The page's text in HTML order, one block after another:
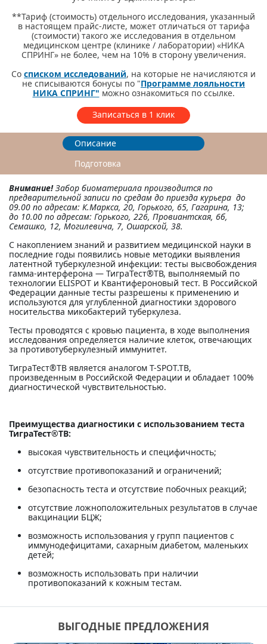
**Тариф (стоимость) отдельного исследования, указанный
в настоящем прайс-листе, может отличаться от тарифа
(стоимости) такого же исследования в отдельном
медицинском центре (клинике / лаборатории) «НИКА
СПРИНГ» не более, чем на 10% в сторону увеличения.
Со списком исследований, на которые не начисляются и
не списываются бонусы по "Программе лояльности
НИКА СПРИНГ" можно ознакомиться по ссылке.
Записаться в 1 клик
Описание
Подготовка
Внимание!Забор биоматериала производится по
предварительной записи по средам до приезда курьера до
09.00 по адресам: К.Маркса, 20, Горького, 65, Гагарина, 13;
до 10.00 по адресам: Горького, 226, Провиантская, 6б,
Семашко, 12, Могилевича, 7, Ошарской, 38.
С накоплением знаний и развитием медицинской науки в
последние годы появились новые методики выявления
латентной туберкулезной инфекции: тесты высвобождения
гамма-интерферона — ТиграТест®ТВ, выполняемый по
технологии ELISPOT и Квантифероновый тест. В Российской
Федерации данные тесты разрешены к применению и
используются для углубленной диагностики здорового
носительства микобактерий туберкулеза.
Тесты проводятся с кровью пациента, в ходе выполнения
исследования определяется наличие клеток, отвечающих
за противотуберкулезный иммунитет.
ТиграТест®ТВ является аналогом T-SPOT.TB,
произведенным в Российской Федерации и обладает 100%
диагностической чувствительностью.
Преимущества диагностики с использованием теста
ТиграТест®ТВ:
высокая чувствительность и специфичность;
отсутствие противопоказаний и ограничений;
безопасность теста и отсутствие побочных реакций;
отсутствие ложноположительных результатов в случае
вакцинации БЦЖ;
возможность использования у групп пациентов с
иммунодефицитами, сахарным диабетом, маленьких
детей;
возможность использовать при наличии
противопоказаний к кожным тестам.
ВЫГОДНЫЕ ПРЕДЛОЖЕНИЯ